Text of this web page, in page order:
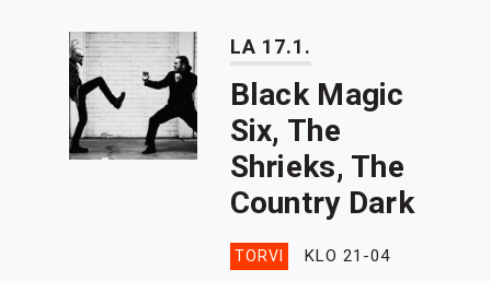
LA 17.1.
Black Magic
Six, The
Shrieks, The
Country Dark
TORVI
KLO 21-04